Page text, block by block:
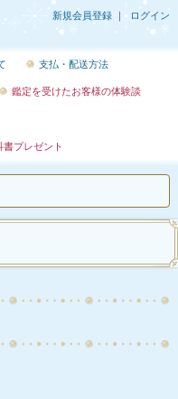
新規会員登録 ログイン
支払・配送方法
鑑定を受けたお客様の体験談
プレゼント